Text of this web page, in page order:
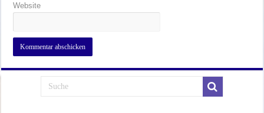
Website